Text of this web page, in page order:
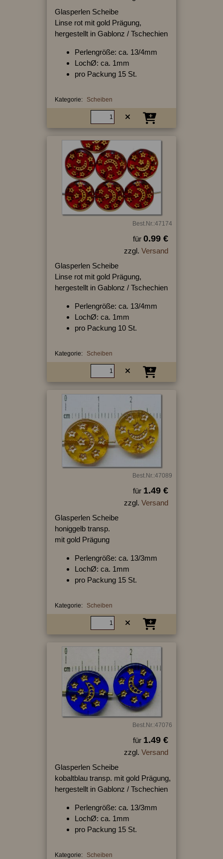
Glasperlen Scheibe
Linse rot mit gold Prägung,
hergestellt in Gablonz / Tschechien
Perlengröße: ca. 13/4mm
LochØ: ca. 1mm
pro Packung 15 St.
Kategorie: Scheiben
Best.Nr.:47174
für 0.99 €
zzgl. Versand
Glasperlen Scheibe
Linse rot mit gold Prägung,
hergestellt in Gablonz / Tschechien
Perlengröße: ca. 13/4mm
LochØ: ca. 1mm
pro Packung 10 St.
Kategorie: Scheiben
Best.Nr.:47089
für 1.49 €
zzgl. Versand
Glasperlen Scheibe
honiggelb transp.
mit gold Prägung
Perlengröße: ca. 13/3mm
LochØ: ca. 1mm
pro Packung 15 St.
Kategorie: Scheiben
Best.Nr.:47076
für 1.49 €
zzgl. Versand
Glasperlen Scheibe
kobaltblau transp. mit gold Prägung,
hergestellt in Gablonz / Tschechien
Perlengröße: ca. 13/3mm
LochØ: ca. 1mm
pro Packung 15 St.
Kategorie: Scheiben